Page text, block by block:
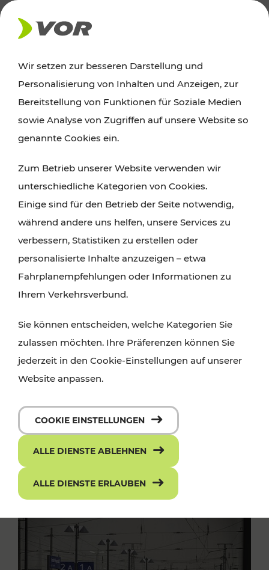
AKTUELLES
News
Alle wichtigen Meldungen zu Fahrplanänderungen,
finden Sie hier im Überblick.
Wir setzen zur besseren Darstellung und
Personalisierung von Inhalten und Anzeigen, zur
Bereitstellung von Funktionen für Soziale Medien
sowie Analyse von Zugriffen auf unsere Website so
genannte Cookies ein.
Zum Betrieb unserer Website verwenden wir
unterschiedliche Kategorien von Cookies.
Einige sind für den Betrieb der Seite notwendig,
während andere uns helfen, unsere Services zu
verbessern, Statistiken zu erstellen oder
personalisierte Inhalte anzuzeigen – etwa
Fahrplanempfehlungen oder Informationen zu
Ihrem Verkehrsverbund.
Sie können entscheiden, welche Kategorien Sie
zulassen möchten. Ihre Präferenzen können Sie
jederzeit in den Cookie-Einstellungen auf unserer
Website anpassen.
COOKIE EINSTELLUNGEN
ALLE DIENSTE ABLEHNEN
ALLE DIENSTE ERLAUBEN